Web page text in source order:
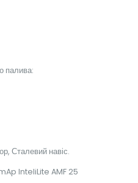
палива:
Сталевий навіс.
InteliLite AMF 25